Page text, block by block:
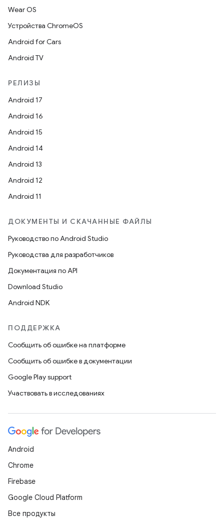
Wear OS
Устройства ChromeOS
Android for Cars
Android TV
РЕЛИЗЫ
Android 17
Android 16
Android 15
Android 14
Android 13
Android 12
Android 11
ДОКУМЕНТЫ И СКАЧАННЫЕ ФАЙЛЫ
Руководство по Android Studio
Руководства для разработчиков
Документация по API
Download Studio
Android NDK
ПОДДЕРЖКА
Сообщить об ошибке на платформе
Сообщить об ошибке в документации
Google Play support
Участвовать в исследованиях
Android
Chrome
Firebase
Google Cloud Platform
Все продукты